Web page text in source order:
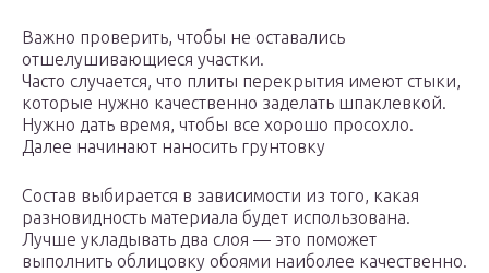
Важно проверить, чтобы не оставались
отшелушивающиеся участки.
Часто случается, что плиты перекрытия имеют стыки,
которые нужно качественно заделать шпаклевкой.
Нужно дать время, чтобы все хорошо просохло.
Далее начинают наносить грунтовку
Состав выбирается в зависимости из того, какая
разновидность материала будет использована.
Лучше укладывать два слоя — это поможет
выполнить облицовку обоями наиболее качественно.